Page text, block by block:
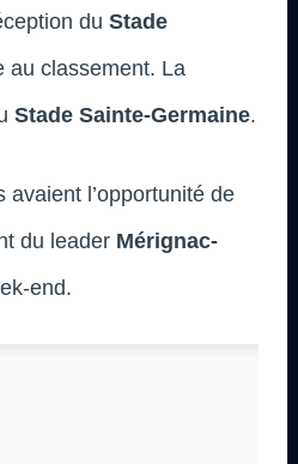
du Stade
au classement. La
Stade Sainte-Germaine.
avaient l’opportunité de
du leader Mérignac-
end.